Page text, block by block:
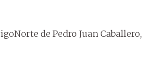
de Pedro Juan Caballero,